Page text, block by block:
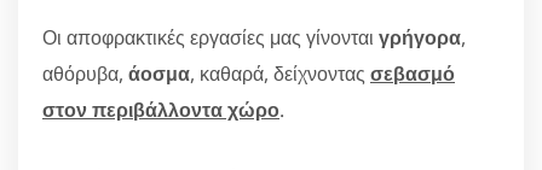
Οι αποφρακτικές εργασίες μας γίνονται γρήγορα,
αθόρυβα, άοσμα, καθαρά, δείχνοντας σεβασμό
στον περιβάλλοντα χώρο.